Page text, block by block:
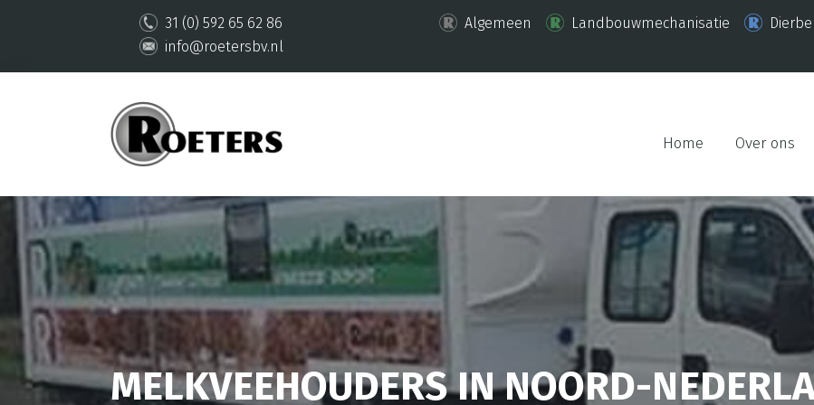
31 (0) 592 65 62 86
info@roetersbv.nl
Algemeen Landbouwmechanisatie
Home Over ons
MELKVEEHOUDERS IN NOORD-